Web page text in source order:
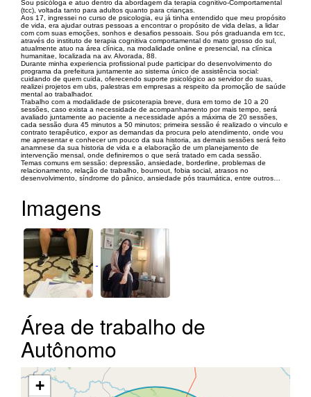
Sou psicóloga e atuo dentro da abordagem da terapia cognitivo-Comportamental
(tcc), voltada tanto para adultos quanto para crianças.
Aos 17, ingressei no curso de psicologia, eu já tinha entendido que meu propósito
de vida, era ajudar outras pessoas a encontrar o propósito de vida delas, a lidar
com com suas emoções, sonhos e desafios pessoais. Sou pós graduanda em tcc,
através do instituto de terapia cognitiva comportamental do mato grosso do sul,
atualmente atuo na área clínica, na modalidade online e presencial, na clínica
humanitae, localizada na av. Alvorada, 88.
Durante minha experiencia profissional pude participar do desenvolvimento do
programa da prefeitura juntamente ao sistema único de assistência social:
cuidando de quem cuida, oferecendo suporte psicológico ao servidor do suas,
realizei projetos em ubs, palestras em empresas a respeito da promoção de saúde
mental ao trabalhador.
Trabalho com a modalidade de psicoterapia breve, dura em torno de 10 a 20
sessões, caso exista a necessidade de acompanhamento por mais tempo, será
avaliado juntamente ao paciente a necessidade após a máxima de 20 sessões,
cada sessão dura 45 minutos a 50 minutos; primeira sessão é realizado o vinculo e
contrato terapêutico, expor as demandas da procura pelo atendimento, onde vou
me apresentar e conhecer um pouco da sua historia, as demais sessões será feito
anamnese da sua historia de vida e a elaboração de um planejamento de
intervenção mensal, onde definiremos o que será tratado em cada sessão.
Temas comuns em sessão: depressão, ansiedade, borderline, problemas de
relacionamento, relação de trabalho, bournout, fobia social, atrasos no
desenvolvimento, síndrome do pânico, ansiedade pós traumática, entre outros…
Imagens
Área de trabalho de
Autônomo
+